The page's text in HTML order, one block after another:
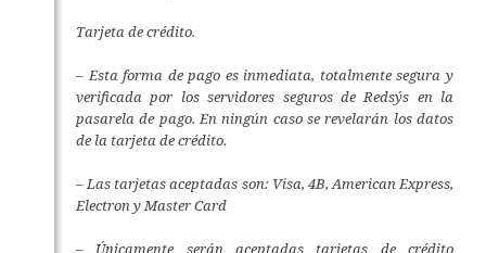
Tarjeta de crédito.
– Esta forma de pago es inmediata, totalmente segura y
verificada por los servidores seguros de Redsýs en la
pasarela de pago. En ningún caso se revelarán los datos
de la tarjeta de crédito.
– Las tarjetas aceptadas son: Visa, 4B, American Express,
Electron y Master Card
– Únicamente serán aceptadas tarjetas de crédito